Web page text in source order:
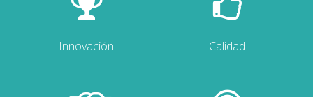
Innovación Calidad